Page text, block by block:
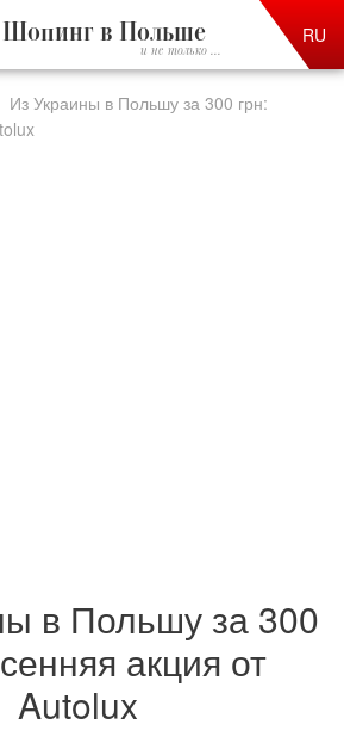
Шопинг в Польше
и не только ...
RU
Из Украины в Польшу за 300 грн:
в Польшу за 300
акция от
Autolux